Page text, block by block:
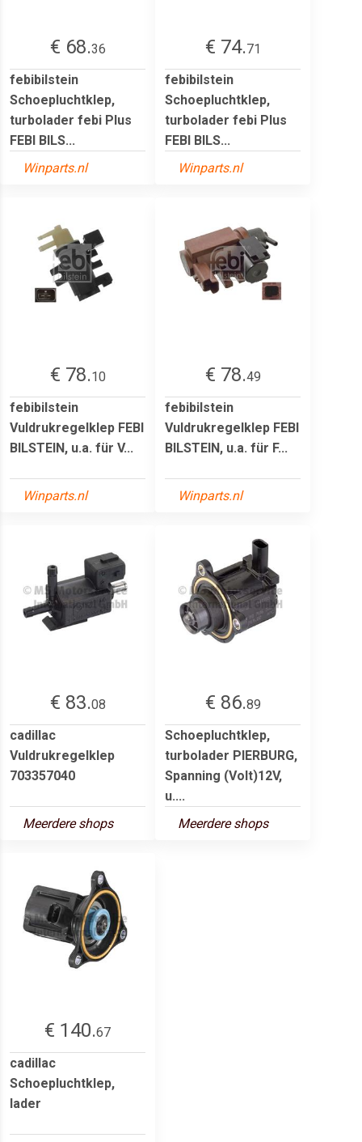
€ 68.36
febibilstein
Schoepluchtklep,
turbolader febi Plus
FEBI BILS...
Winparts.nl
€ 74.71
febibilstein
Schoepluchtklep,
turbolader febi Plus
FEBI BILS...
Winparts.nl
€ 78.10
febibilstein
Vuldrukregelklep FEBI
BILSTEIN, u.a. für V...
Winparts.nl
€ 78.49
febibilstein
Vuldrukregelklep FEBI
BILSTEIN, u.a. für F...
Winparts.nl
€ 83.08
cadillac
Vuldrukregelklep
703357040
Meerdere shops
€ 86.89
Schoepluchtklep,
turbolader PIERBURG,
Spanning (Volt)12V,
u....
Meerdere shops
€ 140.67
cadillac
Schoepluchtklep,
lader